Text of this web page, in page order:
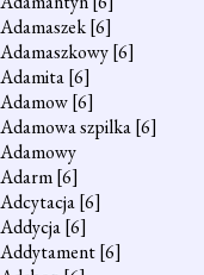
Adamaszek[6]
Adamaszkowy[6]
Adamita[6]
Adamow[6]
Adamowa szpilka[6]
Adamowy
Adarm[6]
Adcytacja[6]
Addycja[6]
Addytament[6]